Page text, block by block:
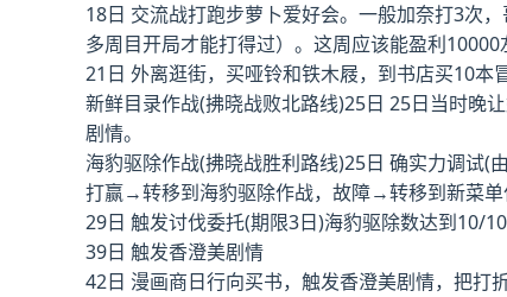
18日 交流战打跑步萝卜爱好会。一般加奈打3次
多周目开局才能打得过）。这周应该能盈利10000
21日 外离逛街，买哑铃和铁木屐，到书店买10
新鲜目录作战(拂晓战败北路线)25日 25日当时晚
剧情。
海豹驱除作战(拂晓战胜利路线)25日 确实力调试(
打赢→转移到海豹驱除作战，故障→转移到新菜
29日 触发讨伐委托(期限3日)海豹驱除数达到10/
39日 触发香澄美剧情
42日 漫画商日行向买书，触发香澄美剧情，把打